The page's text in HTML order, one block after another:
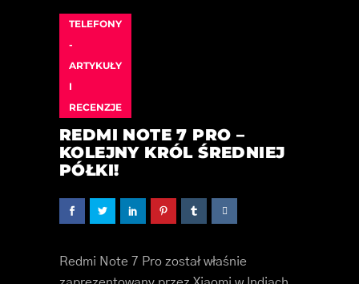
TELEFONY
-
ARTYKUŁY
I
RECENZJE
REDMI NOTE 7 PRO –
KOLEJNY KRÓL ŚREDNIEJ
PÓŁKI!
Redmi Note 7 Pro został właśnie